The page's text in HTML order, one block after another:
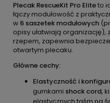
Plecak RescueKit Pro Eliteto
łączy modułowość z
w 6 saszetek modułowych
opisy ułatwiają organizację),
rzepem, zapewnia
otwartym plecaku.
Główne cechy:
Elastyczność i
gumkami shock cord,